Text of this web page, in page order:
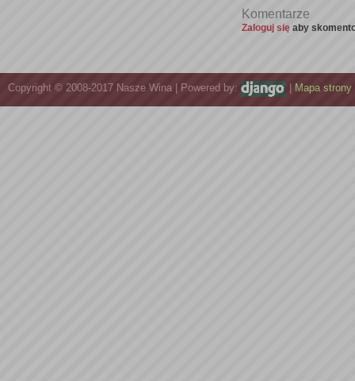
Komentarze
Zaloguj się aby
Copyright © 2008-2017 Nasze Wina | Powered by: Mapa strony